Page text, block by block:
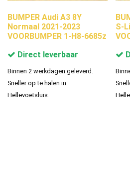
BUMPER Audi A3 8Y
Normaal 2021-2023
VOORBUMPER 1-H8-6685z
Direct leverbaar
Binnen 2 werkdagen geleverd.
Sneller op te halen in
Hellevoetsluis.
S-